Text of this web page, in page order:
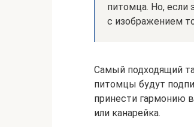
питомца. Но, если
с изображением
Самый подходящий
питомцы будут
принести гармонию
или канарейка.